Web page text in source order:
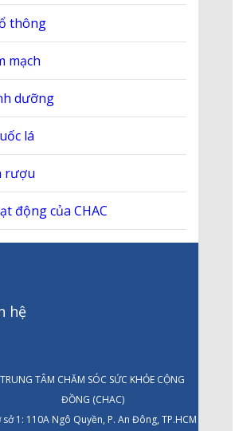
thông
mạch
dưỡng
lá
rượu
động của CHAC
hệ
TRUNG TÂM CHĂM SÓC SỨC KHỎE CỘNG
ĐỒNG (CHAC)
sở 1: 110A Ngô Quyền, P. An Đông, TP.HCM